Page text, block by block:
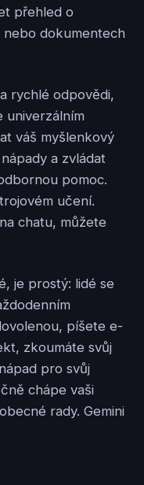
přehled o
nebo dokumentech
rychlé odpovědi,
univerzálním
váš myšlenkový
a zvládat
pomoc.
učení.
chatu, můžete
je prostý: lidé se
píšete e-
zkoumáte svůj
pro svůj
chápe vaši
rady. Gemini